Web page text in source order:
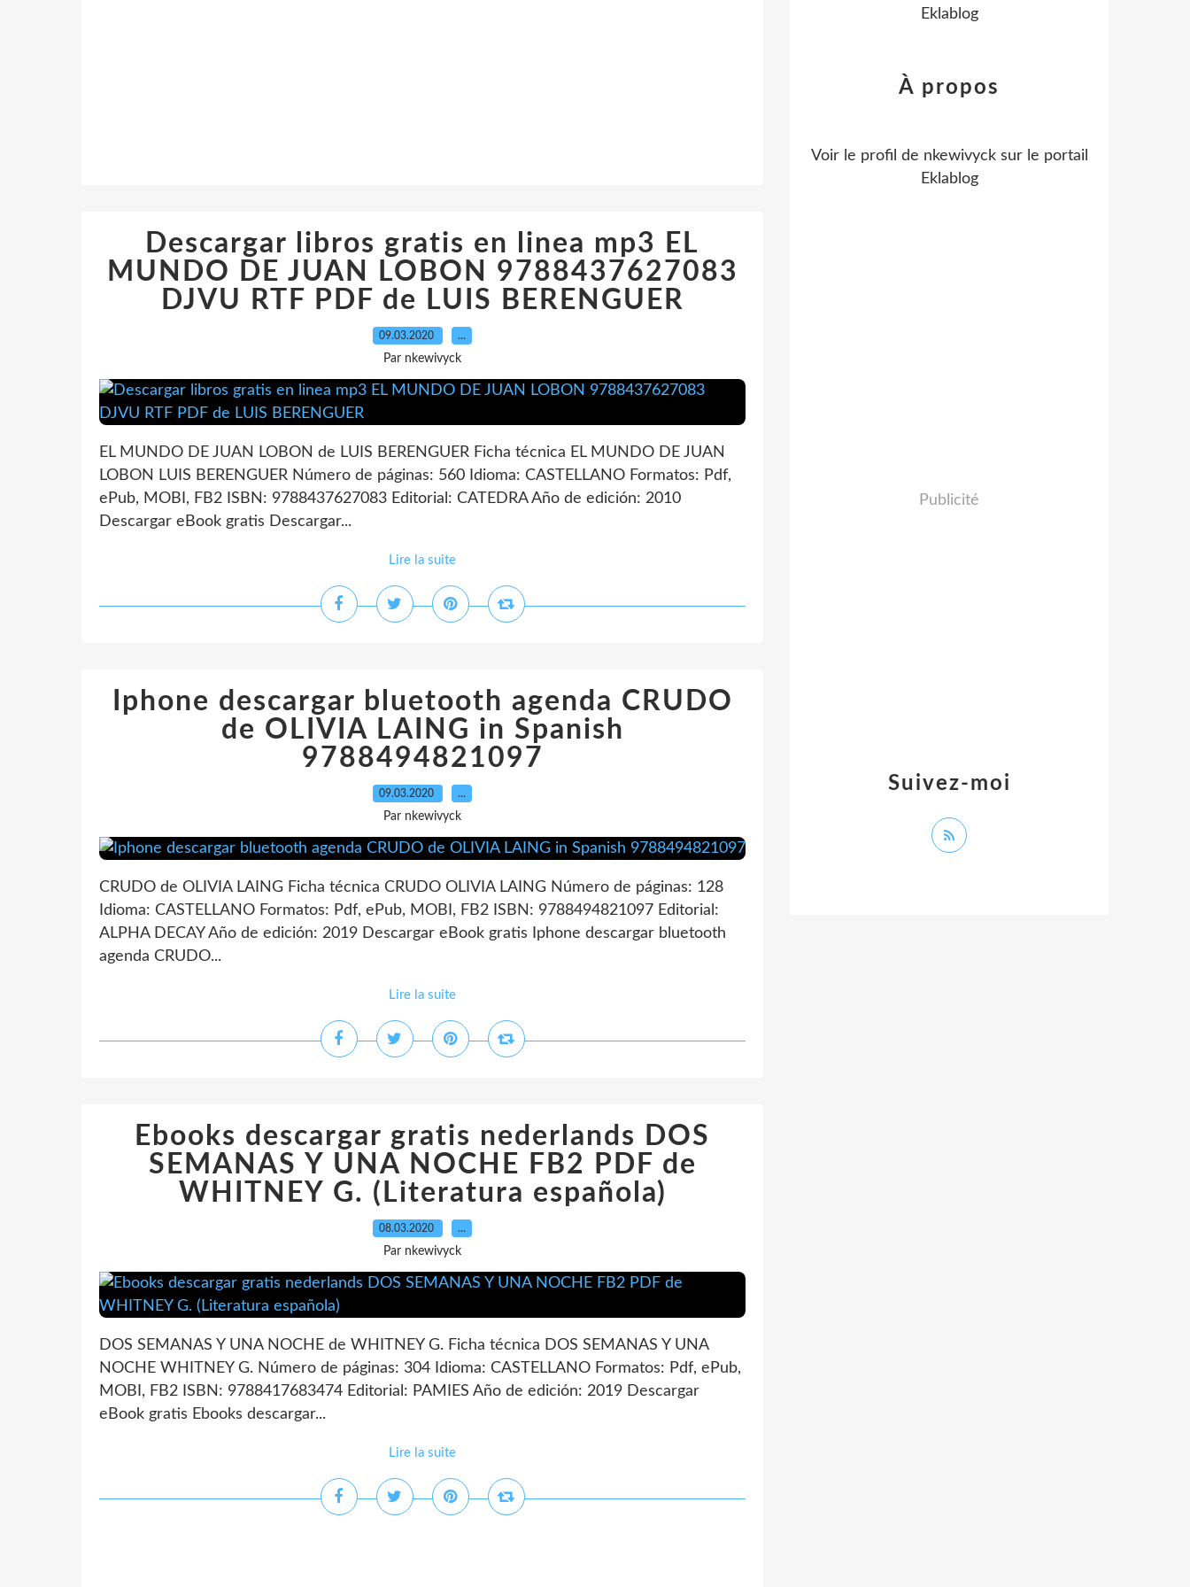
Descargar libros gratis en linea mp3 EL
MUNDO DE JUAN LOBON 9788437627083
DJVU RTF PDF de LUIS BERENGUER
09.03.2020 …
Par nkewivyck
EL MUNDO DE JUAN LOBON de LUIS BERENGUER Ficha técnica EL MUNDO DE JUAN
LOBON LUIS BERENGUER Número de páginas: 560 Idioma: CASTELLANO Formatos: Pdf,
ePub, MOBI, FB2 ISBN: 9788437627083 Editorial: CATEDRA Año de edición: 2010
Descargar eBook gratis Descargar...
Lire la suite
Iphone descargar bluetooth agenda CRUDO
de OLIVIA LAING in Spanish
9788494821097
09.03.2020 …
Par nkewivyck
CRUDO de OLIVIA LAING Ficha técnica CRUDO OLIVIA LAING Número de páginas: 128
Idioma: CASTELLANO Formatos: Pdf, ePub, MOBI, FB2 ISBN: 9788494821097 Editorial:
ALPHA DECAY Año de edición: 2019 Descargar eBook gratis Iphone descargar bluetooth
agenda CRUDO...
Lire la suite
Ebooks descargar gratis nederlands DOS
SEMANAS Y UNA NOCHE FB2 PDF de
WHITNEY G. (Literatura española)
08.03.2020 …
Par nkewivyck
DOS SEMANAS Y UNA NOCHE de WHITNEY G. Ficha técnica DOS SEMANAS Y UNA
NOCHE WHITNEY G. Número de páginas: 304 Idioma: CASTELLANO Formatos: Pdf, ePub,
MOBI, FB2 ISBN: 9788417683474 Editorial: PAMIES Año de edición: 2019 Descargar
eBook gratis Ebooks descargar...
Lire la suite
Eklablog
Suivez-moi
À propos
Voir le profil de nkewivycksur le portail
Eklablog
Publicité